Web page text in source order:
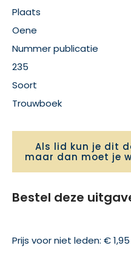
Plaats
Oene
Nummer publicatie
235
Soort
Trouwboek
Als lid kun je dit
maar dan moet je
Bestel deze
Prijs voor niet leden: € 1,95